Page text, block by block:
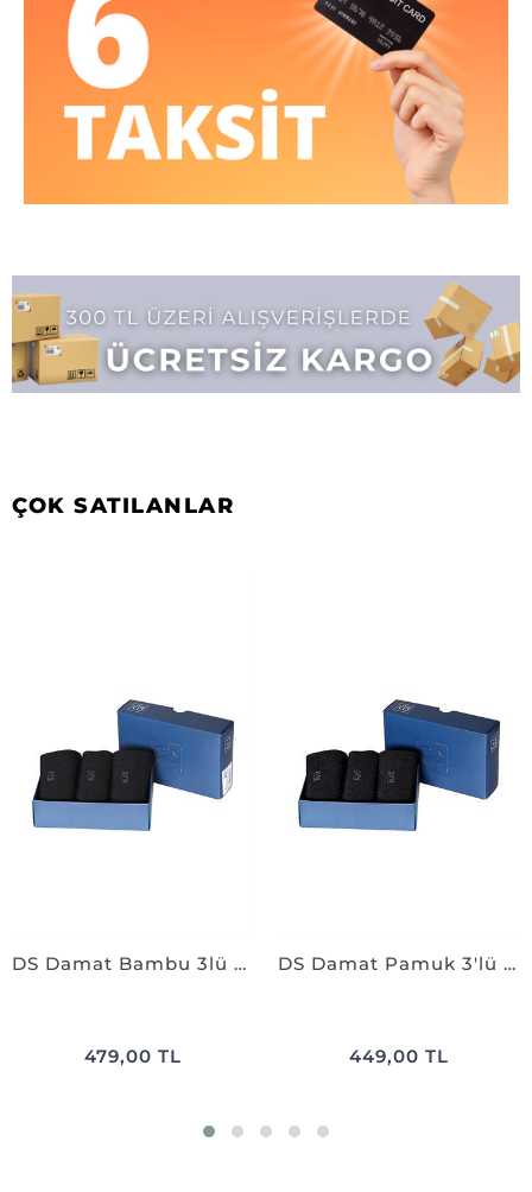
ÇOK SATILANLAR
DS Damat Bambu 3lü Çorap Set SİYAH
479,00 TL
DS Damat Pamuk 3'lü Çorap Set SİYAH
449,00 TL